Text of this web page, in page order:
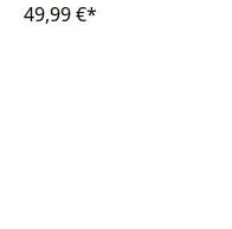
49,99 €*